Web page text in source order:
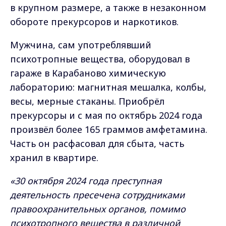
в крупном размере, а также в незаконном
обороте прекурсоров и наркотиков.
Мужчина, сам употреблявший
психотропные вещества, оборудовал в
гараже в Карабаново химическую
лабораторию: магнитная мешалка, колбы,
весы, мерные стаканы. Приобрёл
прекурсоры и с мая по октябрь 2024 года
произвёл более 165 граммов амфетамина.
Часть он расфасовал для сбыта, часть
хранил в квартире.
«30 октября 2024 года преступная
деятельность пресечена сотрудниками
правоохранительных органов, помимо
психотропного вещества в различной